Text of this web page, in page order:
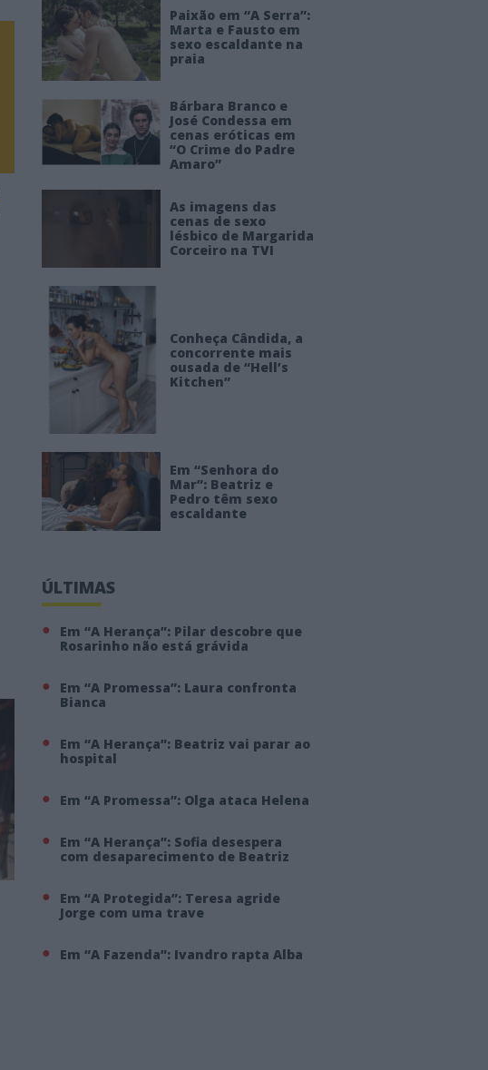
Paixão em “A Serra”:
Marta e Fausto em
sexo escaldante na
praia
Bárbara Branco e
José Condessa em
cenas eróticas em
“O Crime do Padre
Amaro”
As imagens das
cenas de sexo
lésbico de Margarida
Corceiro na TVI
Conheça Cândida, a
concorrente mais
ousada de “Hell’s
Kitchen”
Em “Senhora do
Mar”: Beatriz e
Pedro têm sexo
escaldante
ÚLTIMAS
Em “A Herança”: Pilar descobre que
Rosarinho não está grávida
Em “A Promessa”: Laura confronta
Bianca
Em “A Herança”: Beatriz vai parar ao
hospital
Em “A Promessa”: Olga ataca Helena
Em “A Herança”: Sofia desespera
com desaparecimento de Beatriz
Em “A Protegida”: Teresa agride
Jorge com uma trave
Em “A Fazenda”: Ivandro rapta Alba